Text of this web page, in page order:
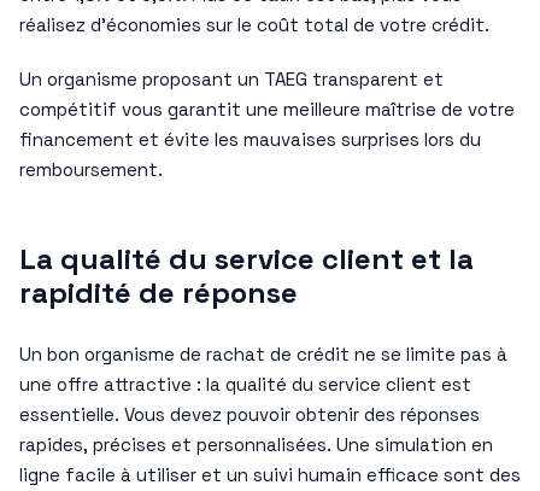
réalisez d’économies sur le coût total de votre crédit.
Un organisme proposant un TAEG transparent et
compétitif vous garantit une meilleure maîtrise de votre
financement et évite les mauvaises surprises lors du
remboursement.
La qualité du service client et la
rapidité de réponse
Un bon organisme de rachat de crédit ne se limite pas à
une offre attractive : la qualité du service client est
essentielle. Vous devez pouvoir obtenir des réponses
rapides, précises et personnalisées. Une simulation en
ligne facile à utiliser et un suivi humain efficace sont des